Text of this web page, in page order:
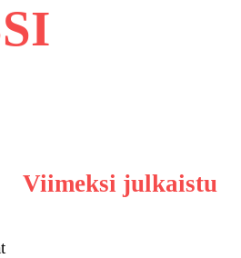
Viimeksi julkaistu